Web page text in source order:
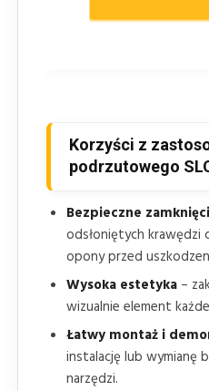
Zakończenie
Korzyści z
podrzutowego
Bezpieczne
odsłoniętych
opony przed
Wysoka estetyka –
wizualnie element
Łatwy montaż i
instalację lub wymianę
narzędzi.